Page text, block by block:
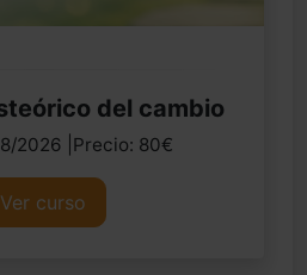
del cambio
2026 |Precio: 80€
Ver curso